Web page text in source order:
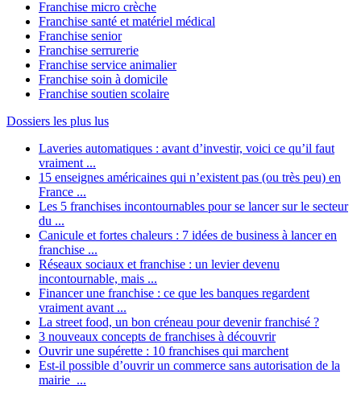
Franchise micro crèche
Franchise santé et matériel médical
Franchise senior
Franchise serrurerie
Franchise service animalier
Franchise soin à domicile
Franchise soutien scolaire
Dossiers les plus lus
Laveries automatiques : avant d’investir, voici ce qu’il faut
vraiment ...
15 enseignes américaines qui n’existent pas (ou très peu) en
France ...
Les 5 franchises incontournables pour se lancer sur le secteur
du ...
Canicule et fortes chaleurs : 7 idées de business à lancer en
franchise ...
Réseaux sociaux et franchise : un levier devenu
incontournable, mais ...
Financer une franchise : ce que les banques regardent
vraiment avant ...
La street food, un bon créneau pour devenir franchisé ?
3 nouveaux concepts de franchises à découvrir
Ouvrir une supérette : 10 franchises qui marchent
Est-il possible d’ouvrir un commerce sans autorisation de la
mairie ...